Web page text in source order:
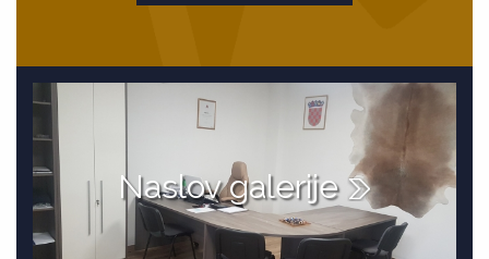
Naslov galerije